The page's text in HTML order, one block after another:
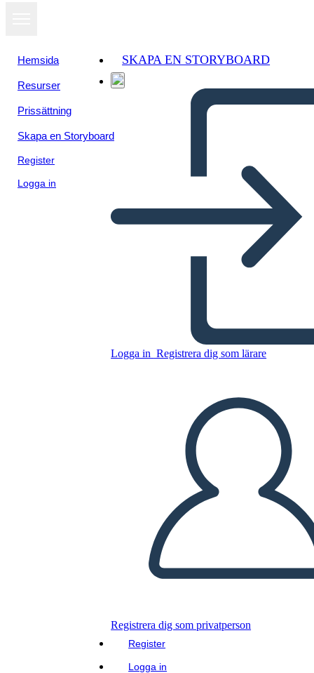
Hemsida
Resurser
Prissättning
Skapa en Storyboard
Register
Logga in
SKAPA EN STORYBOARD
Logga in Registrera dig som lärare
Registrera dig som privatperson
Register
Logga in
Kopiera denna storyboard
SKAPA EN STORYBOARD
LÄS FÖR MIG